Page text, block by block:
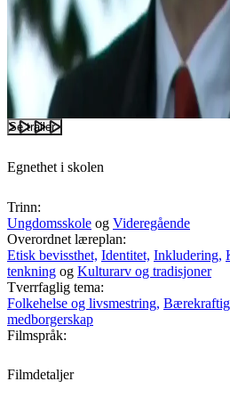
Se trailer
Egnethet i skolen
Trinn:
Ungdomsskole og Videregående
Overordnet læreplan:
Etisk bevissthet, Identitet, Inkludering,
tenkning og Kulturarv og tradisjoner
Tverrfaglig tema:
Folkehelse og livsmestring,
medborgerskap
Filmspråk:
Filmdetaljer